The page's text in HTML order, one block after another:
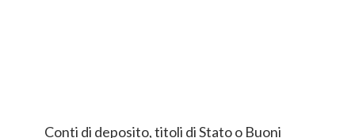
Conti di deposito, titoli di Stato o Buoni